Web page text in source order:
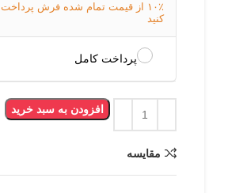
۱۰٪ از قیمت تمام شده فرش پرداخت
کنید
پرداخت کامل
افزودن به سبد خرید
مقایسه